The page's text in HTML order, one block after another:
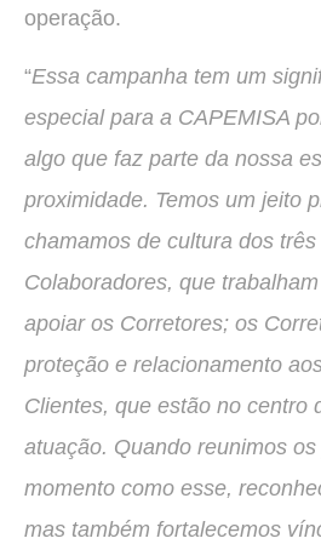
operação.
“Essa campanha tem um
especial para a CAPEMISA
algo que faz parte da nossa
proximidade. Temos um jeito
chamamos de cultura dos três
Colaboradores, que
apoiar os Corretores; os
proteção e relacionamento
Clientes, que estão no centro
atuação. Quando reunimos
momento como esse,
mas também fortalecemos